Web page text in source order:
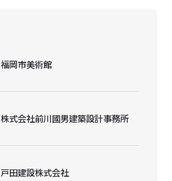
福岡市美術館
株式会社前川國男建築設計事務所
戸田建設株式会社